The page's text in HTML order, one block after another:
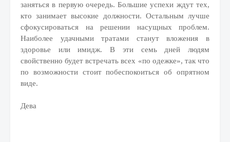
заняться в первую очередь. Большие успехи ждут тех,
кто занимает высокие должности. Остальным лучше
сфокусироваться на решении насущных проблем.
Наиболее удачными тратами станут вложения в
здоровье или имидж. В эти семь дней людям
свойственно будет встречать всех «по одежке», так что
по возможности стоит побеспокоиться об опрятном
виде.
Дева